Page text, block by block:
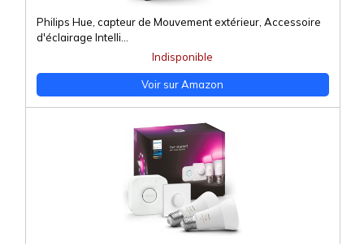
Philips Hue, capteur de Mouvement extérieur, Accessoire
d'éclairage Intelli...
Indisponible
Voir sur Amazon